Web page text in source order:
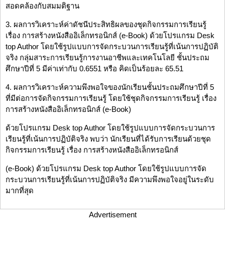
สอดคล้องกับสมมติฐาน
3. ผลการวิเคราะห์ค่าดัชนีประสิทธิผลของชุดกิจกรรมการเรียนรู้
เรื่อง การสร้างหนังสืออิเล็กทรอนิกส์ (e-Book) ด้วยโปรแกรม Desk
top Author โดยใช้รูปแบบการจัดกระบวนการเรียนรู้ที่เน้นการปฏิบัติ
จริง กลุ่มสาระการเรียนรู้การงานอาชีพและเทคโนโลยี ชั้นประถม
ศึกษาปีที่ 5 มีค่าเท่ากับ 0.6551 หรือ คิดเป็นร้อยละ 65.51
4. ผลการวิเคราะห์ความพึงพอใจของนักเรียนชั้นประถมศึกษาปีที่ 5
ที่มีต่อการจัดกิจกรรมการเรียนรู้ โดยใช้ชุดกิจกรรมการเรียนรู้ เรื่อง
การสร้างหนังสืออิเล็กทรอนิกส์ (e-Book)
ด้วยโปรแกรม Desk top Author โดยใช้รูปแบบการจัดกระบวนการ
เรียนรู้ที่เน้นการปฏิบัติจริง พบว่า นักเรียนที่ได้รับการเรียนด้วยชุด
กิจกรรมการเรียนรู้ เรื่อง การสร้างหนังสืออิเล็กทรอนิกส์
(e-Book) ด้วยโปรแกรม Desk top Author โดยใช้รูปแบบการจัด
กระบวนการเรียนรู้ที่เน้นการปฏิบัติจริง มีความพึงพอใจอยู่ในระดับ
มากที่สุด
Advertisement